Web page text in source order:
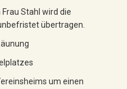
Stahl wird die
übertragen.
um einen